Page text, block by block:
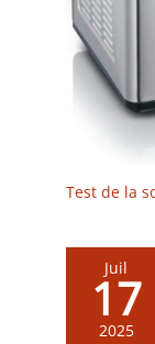
Test de la
Juil
17
2025